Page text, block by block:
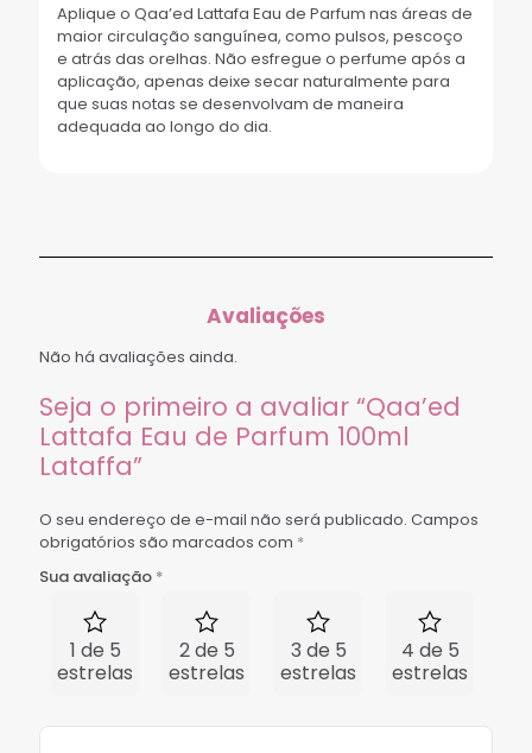
Aplique o Qaa’ed Lattafa Eau de Parfum nas áreas de
maior circulação sanguínea, como pulsos, pescoço
e atrás das orelhas. Não esfregue o perfume após a
aplicação, apenas deixe secar naturalmente para
que suas notas se desenvolvam de maneira
adequada ao longo do dia.
Avaliações
Não há avaliações ainda.
Seja o primeiro a avaliar “Qaa’ed
Lattafa Eau de Parfum 100ml
Lataffa”
O seu endereço de e-mail não será publicado. Campos
obrigatórios são marcados com *
Sua avaliação *
1 de 5
estrelas
2 de 5
estrelas
3 de 5
estrelas
4 de 5
estrelas